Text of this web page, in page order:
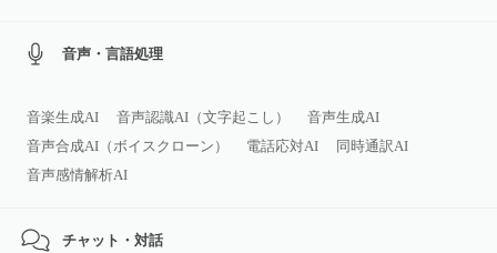
音声・言語処理
音楽生成AI 音声認識AI（文字起こし）
音声生成AI
音声合成AI（ボイスクローン）
電話応対AI
同時通訳AI
音声感情解析AI
チャット・対話